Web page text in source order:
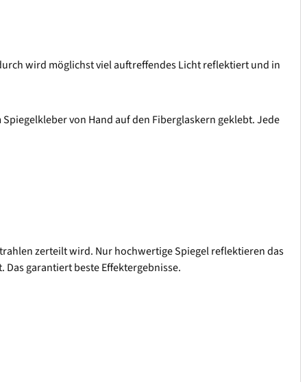
wird möglichst viel auftreffendes Licht reflektiert und in
von Hand auf den Fiberglaskern geklebt. Jede
zerteilt wird. Nur hochwertige Spiegel reflektieren das
garantiert beste Effektergebnisse.